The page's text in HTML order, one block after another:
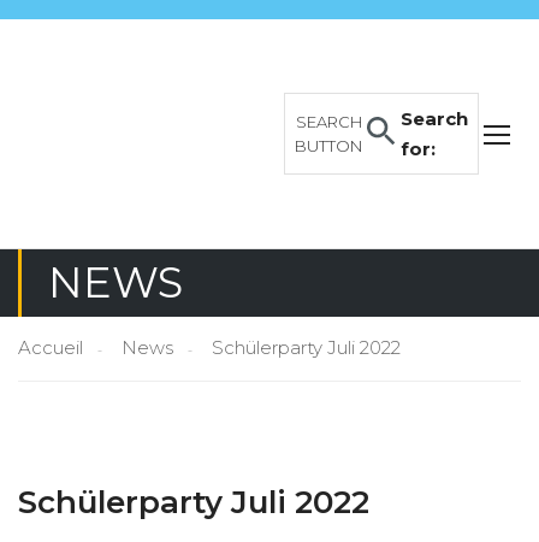
Search
for:
SEARCH
BUTTON
NEWS
Accueil News Schülerparty Juli 2022
Schülerparty Juli 2022